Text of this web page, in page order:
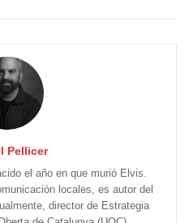
Pellicer
el año en que murió Elvis.
locales, es autor del
director de Estrategia